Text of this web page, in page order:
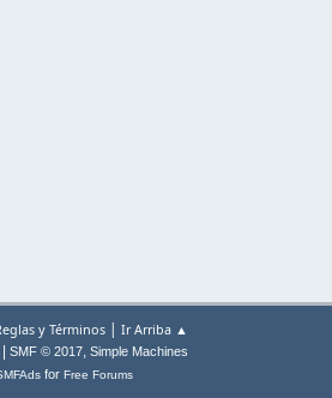
y Términos | Ir Arriba ▲
SMF © 2017, Simple Machines
for Free Forums